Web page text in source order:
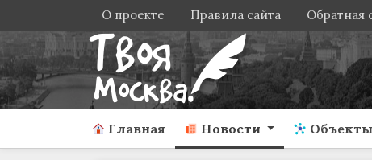
О проекте Правила сайта Обратная
Главная Новости Объекты